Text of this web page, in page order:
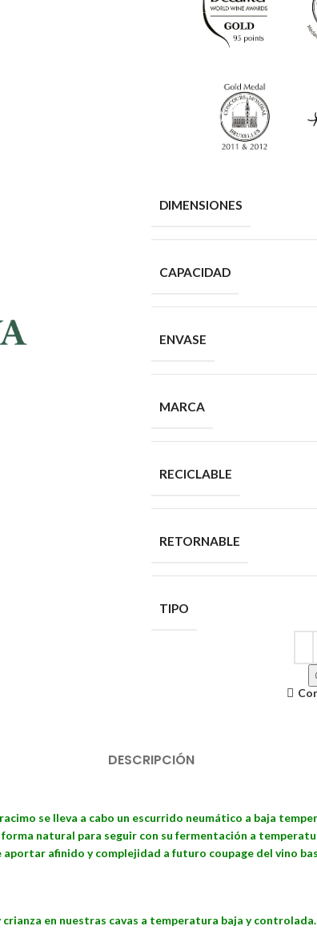
DIMENSIONES
CAPACIDAD
ENVASE
MARCA
RECICLABLE
RETORNABLE
TIPO
DESCRIPCIÓN
se lleva a cabo un escurrido neumático a baja
natural para seguir con su fermentación a
afinido y complejidad a futuro coupage del vino
en nuestras cavas a temperatura baja y controlada.